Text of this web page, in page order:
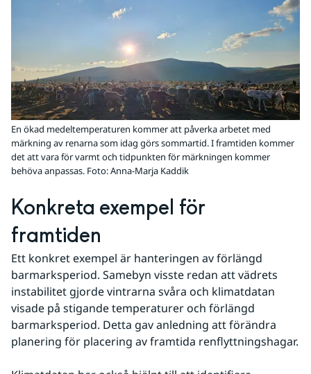
En ökad medeltemperaturen kommer att påverka arbetet med
märkning av renarna som idag görs sommartid. I framtiden kommer
det att vara för varmt och tidpunkten för märkningen kommer
behöva anpassas. Foto: Anna-Marja Kaddik
Konkreta exempel för
framtiden
Ett konkret exempel är hanteringen av förlängd
barmarksperiod. Samebyn visste redan att vädrets
instabilitet gjorde vintrarna svåra och klimatdatan
visade på stigande temperaturer och förlängd
barmarksperiod. Detta gav anledning att förändra
planering för placering av framtida renflyttningshagar.